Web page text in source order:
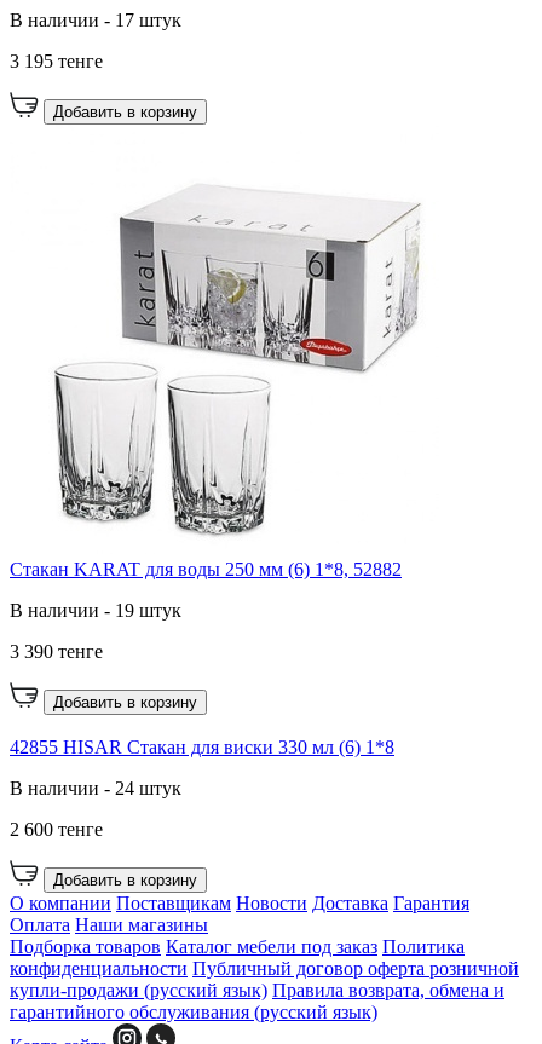
В наличии - 17 штук
3 195 тенге
Добавить в корзину
Стакан KARAT для воды 250 мм (6) 1*8, 52882
В наличии - 19 штук
3 390 тенге
Добавить в корзину
42855 HISAR Стакан для виски 330 мл (6) 1*8
В наличии - 24 штук
2 600 тенге
Добавить в корзину
О компании Поставщикам Новости Доставка Гарантия
Оплата Наши магазины
Подборка товаров Каталог мебели под заказ Политика
конфиденциальности Публичный договор оферта розничной
купли-продажи (русский язык) Правила возврата, обмена и
гарантийного обслуживания (русский язык)